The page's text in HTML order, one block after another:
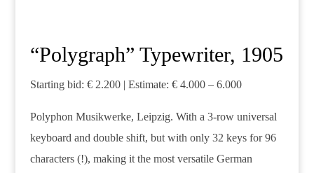
“Polygraph” Typewriter, 1905
Starting bid: € 2.200 | Estimate: € 4.000 – 6.000
Polyphon Musikwerke, Leipzig. With a 3-row universal
keyboard and double shift, but with only 32 keys for 96
characters (!), making it the most versatile German